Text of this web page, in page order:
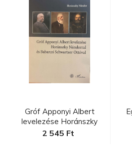
Gróf Apponyi Albert
levelezése Horánszky
Nándorra...
2 545 Ft